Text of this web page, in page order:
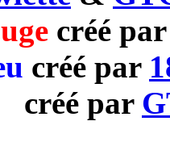
créé
créé par
créé par